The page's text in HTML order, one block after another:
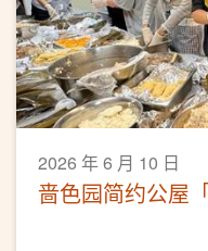
2026 年 6 月 10 日
啬色园简约公屋